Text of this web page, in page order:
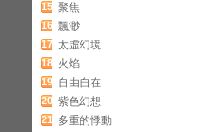
15 聚焦
16 飄渺
17 太虛幻境
18 火焰
19 自由自在
20 紫色幻想
21 多重的悸動